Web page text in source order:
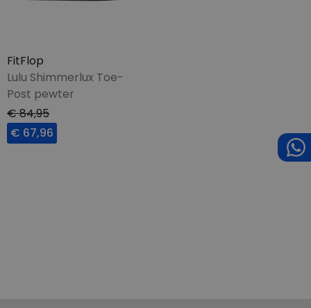
FitFlop
Lulu Shimmerlux Toe-
Post pewter
€ 84,95
€ 67,96